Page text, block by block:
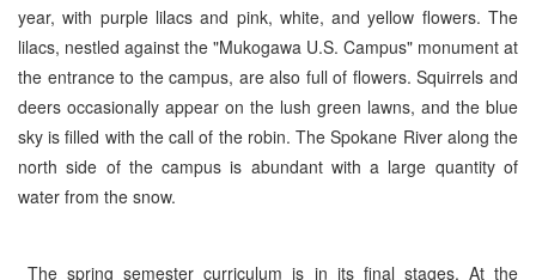
year, with purple lilacs and pink, white, and yellow flowers. The
lilacs, nestled against the "Mukogawa U.S. Campus" monument at
the entrance to the campus, are also full of flowers. Squirrels and
deers occasionally appear on the lush green lawns, and the blue
sky is filled with the call of the robin. The Spokane River along the
north side of the campus is abundant with a large quantity of
water from the snow.
The spring semester curriculum is in its final stages. At the